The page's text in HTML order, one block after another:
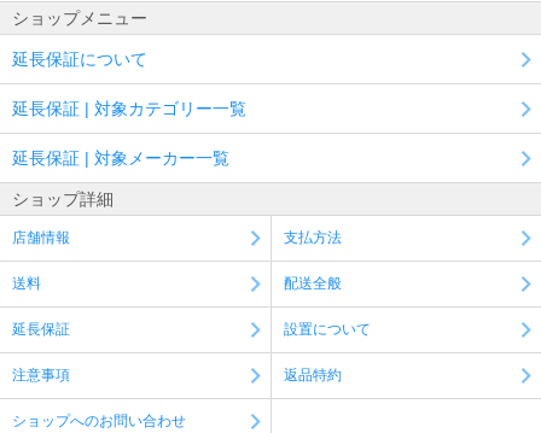
ショップメニュー
延長保証について
延長保証 | 対象カテゴリー一覧
延長保証 | 対象メーカー一覧
ショップ詳細
店舗情報 支払方法
送料 配送全般
延長保証 設置について
注意事項 返品特約
ショップへのお問い合わせ